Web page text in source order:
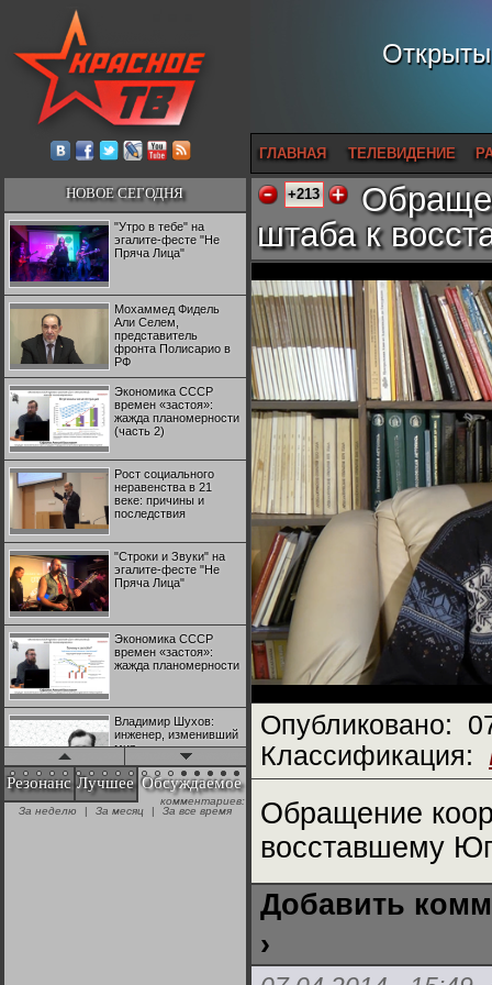
ГЛАВНАЯ ТЕЛЕВИДЕНИЕ
НОВОЕ СЕГОДНЯ
"Утро в тебе" на
эгалите-фесте "Не
Пряча Лица"
Мохаммед Фидель
Али Селем,
представитель
фронта Полисарио в
РФ
Экономика СССР
времен «застоя»:
жажда планомерности
(часть 2)
Рост социального
неравенства в 21
веке: причины и
последствия
"Строки и Звуки" на
эгалите-фесте "Не
Пряча Лица"
Экономика СССР
времен «застоя»:
жажда планомерности
Владимир Шухов:
инженер, изменивший
мир
"Аркадий Коц" на
эгалите-фесте "Не
Резонанс Лучшее Обсуждаемое
комментариев:
За неделю
| За месяц | За все время
+213
штаба к
Опубликовано:
Классификация:
Обращение
восставшему
Добавить
›